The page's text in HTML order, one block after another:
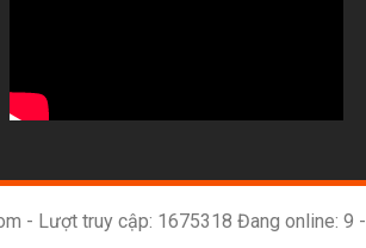
- Lượt truy cập: 1675318 Đang online: 9 -